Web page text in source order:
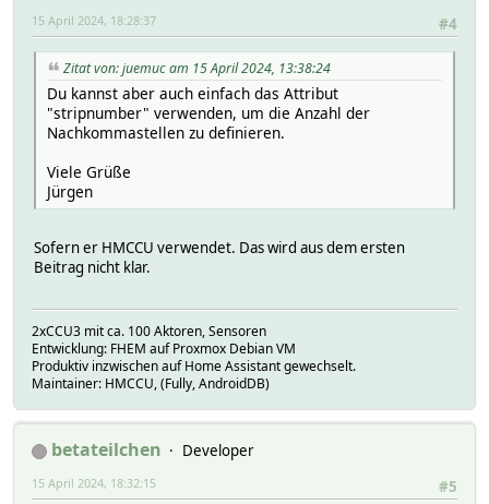
#4
15 April 2024, 18:28:37
Zitat von: juemuc am 15 April 2024, 13:38:24
Du kannst aber auch einfach das Attribut
"stripnumber" verwenden, um die Anzahl der
Nachkommastellen zu definieren.
Viele Grüße
Jürgen
Sofern er HMCCU verwendet. Das wird aus dem ersten
Beitrag nicht klar.
2xCCU3 mit ca. 100 Aktoren, Sensoren
Entwicklung: FHEM auf Proxmox Debian VM
Produktiv inzwischen auf Home Assistant gewechselt.
Maintainer: HMCCU, (Fully, AndroidDB)
betateilchen
Developer
#5
15 April 2024, 18:32:15